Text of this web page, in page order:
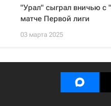
"Урал" сыграл вничью с
матче Первой лиги
03 марта 2025